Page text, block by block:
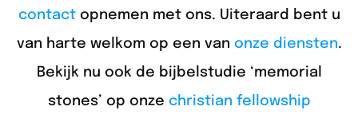
contactopnemen met ons. Uiteraard bent u
van harte welkom op een van onze diensten.
Bekijk nu ook de bijbelstudie ‘memorial
stones’ op onze christian fellowship